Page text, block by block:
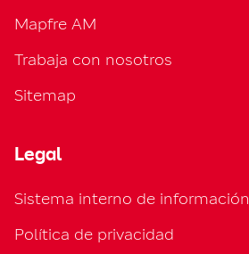
Mapfre AM
Trabaja con nosotros
Sitemap
Legal
Sistema interno de información
Política de privacidad